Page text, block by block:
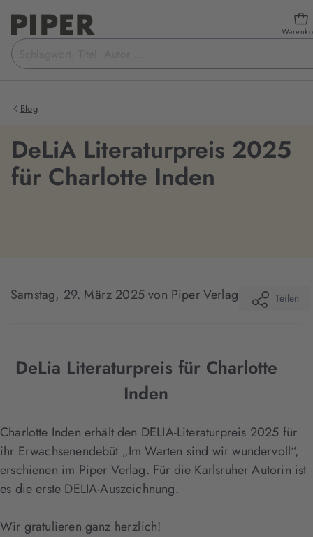
Suchbegriff
eingeben
Blog
DeLiA Literaturpreis 2025
für Charlotte Inden
Samstag, 29. März 2025von Piper Verlag Teilen
DeLia Literaturpreis für Charlotte
Inden
Charlotte Inden erhält den DELIA-Literaturpreis 2025 für
ihr Erwachsenendebüt „Im Warten sind wir wundervoll“,
erschienen im Piper Verlag. Für die Karlsruher Autorin ist
es die erste DELIA-Auszeichnung.
Wir gratulieren ganz herzlich!